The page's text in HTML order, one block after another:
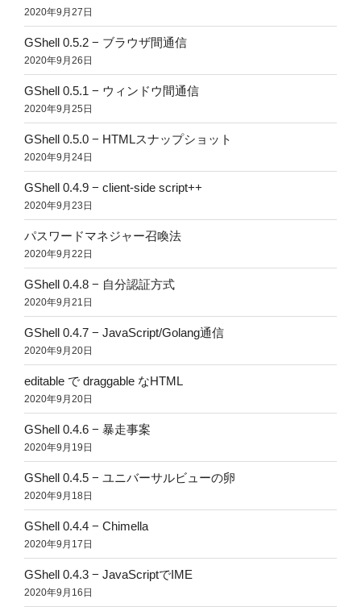
2020年9月27日
GShell 0.5.2 − ブラウザ間通信
2020年9月26日
GShell 0.5.1 − ウィンドウ間通信
2020年9月25日
GShell 0.5.0 − HTMLスナップショット
2020年9月24日
GShell 0.4.9 − client-side script++
2020年9月23日
パスワードマネジャー召喚法
2020年9月22日
GShell 0.4.8 − 自分認証方式
2020年9月21日
GShell 0.4.7 − JavaScript/Golang通信
2020年9月20日
editable で draggable なHTML
2020年9月20日
GShell 0.4.6 − 暴走事案
2020年9月19日
GShell 0.4.5 − ユニバーサルビューの卵
2020年9月18日
GShell 0.4.4 − Chimella
2020年9月17日
GShell 0.4.3 − JavaScriptでIME
2020年9月16日